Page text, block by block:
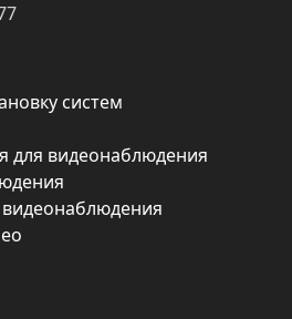
систем
для видеонаблюдения